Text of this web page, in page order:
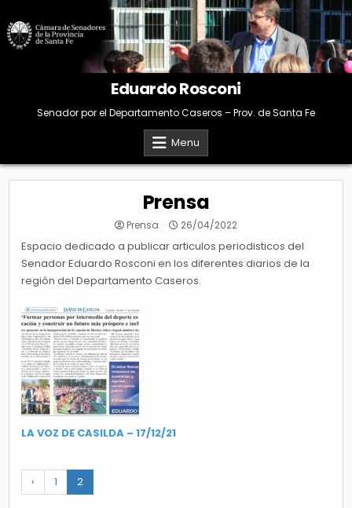
to
content
Eduardo Rosconi
Senador por el Departamento Caseros – Prov. de Santa Fe
Menu
Prensa
Prensa 26/04/2022
Espacio dedicado a publicar articulos periodisticos del
Senador Eduardo Rosconi en los diferentes diarios de la
región del Departamento Caseros.
LA VOZ DE CASILDA – 17/12/21
‹ 1 2